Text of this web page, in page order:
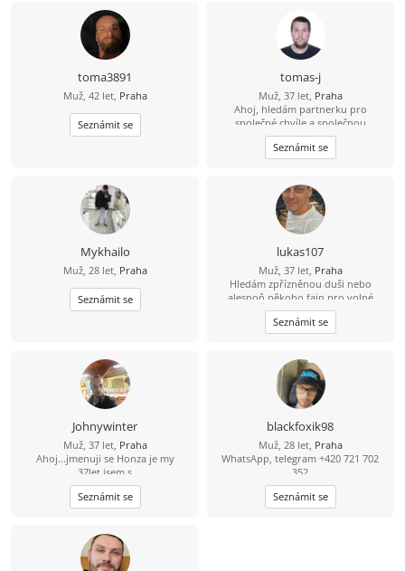
toma3891
Muž, 42 let, Praha
Seznámit se
tomas-j
Muž, 37 let, Praha
Ahoj, hledám partnerku pro
společné chvíle a společnou
budoucnost. Rád bych se s někým
seznámil. Věřím, že skutečné
partnerství mezi 2 lidmi existuje. S
Seznámit se
Mykhailo
Muž, 28 let, Praha
Seznámit se
lukas107
Muž, 37 let, Praha
Hledám zpřízněnou duši nebo
alespoň někoho fajn pro volné
chvíle. ????
Seznámit se
Johnywinter
Muž, 37 let, Praha
Ahoj...jmenuji se Honza je my
37let,jsem s
prahy,svobodný,bezdětní. Touto
cestou bych se rad seznámil se
sympatickou slečnou/ženou která vi
vážně a nechce si jen dopisovat ale
chce a je ochotná vyměnit písmenka
za realné/osobní seznámení. Pokud
Seznámit se
blackfoxik98
Muž, 28 let, Praha
WhatsApp, telegram +420 721 702
352
Seznámit se